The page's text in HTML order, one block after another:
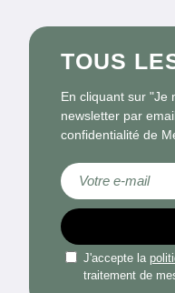
TOUS
En cliquant sur "Je
newsletter par
confidentialité de
Inscription à notre
J'accepte la
traitement de